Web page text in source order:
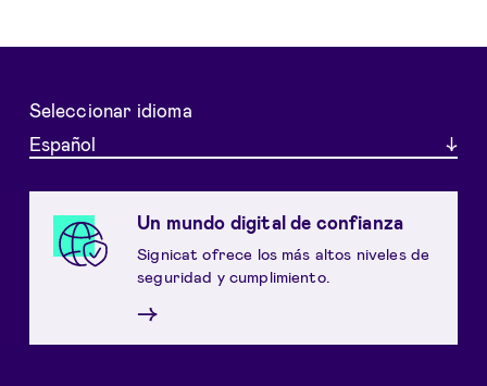
Seleccionar idioma
Español
Un mundo digital de confianza
Signicat ofrece los más altos niveles de
seguridad y cumplimiento.
→